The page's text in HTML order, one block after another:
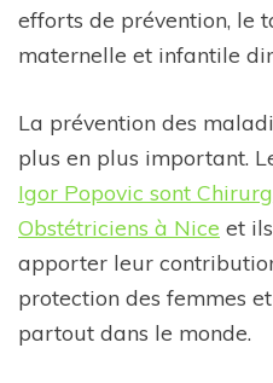
efforts de prévention, le
maternelle et infantile
La prévention des
plus en plus important.
Igor Popovic sont
Obstétriciens à Nice et
apporter leur
protection des femmes
partout dans le monde.